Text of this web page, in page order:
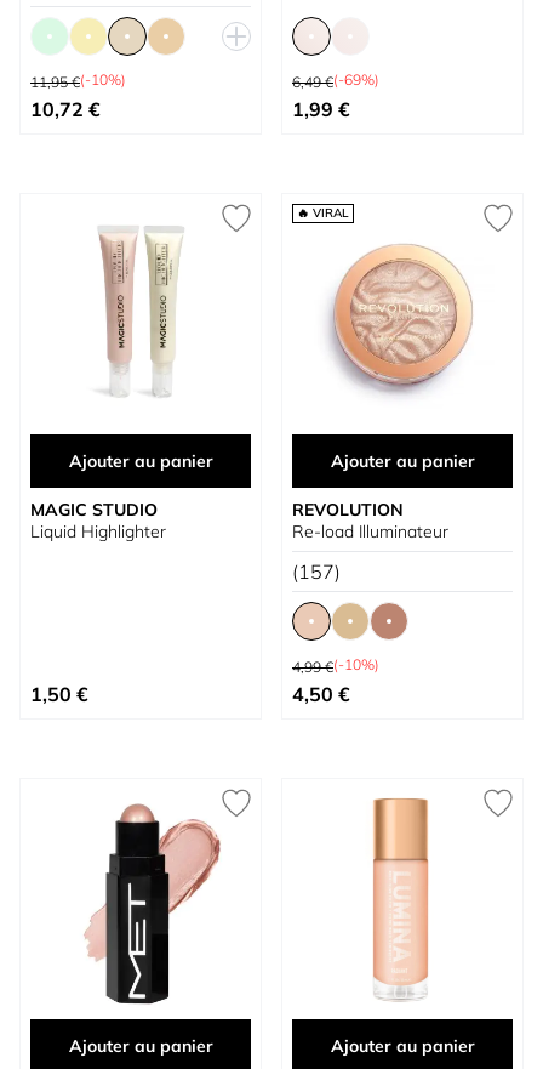
Prix normal
11,95 €(-10%)
À partir de
10,72 €
Prix normal
6,49 €(-69%)
À partir de
1,99 €
Ajouter au panier
MAGIC STUDIO
Liquid Highlighter
1,50 €
🔥 VIRAL
Ajouter au panier
REVOLUTION
Re-load Illuminateur
(157)
Prix normal
4,99 €(-10%)
À partir de
4,50 €
Ajouter au panier Ajouter au panier